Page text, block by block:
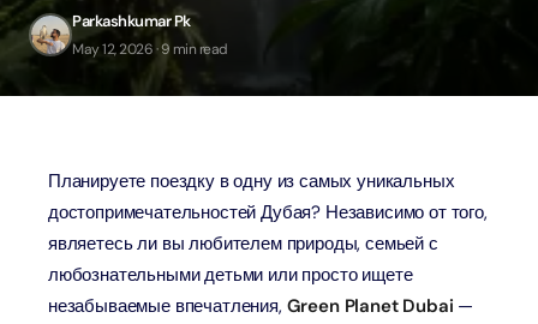
Parkashkumar Pk
May 12, 2026 · 9 min read
Планируете поездку в одну из самых уникальных
достопримечательностей Дубая? Независимо от того,
являетесь ли вы любителем природы, семьей с
любознательными детьми или просто ищете
незабываемые впечатления, Green Planet Dubai —